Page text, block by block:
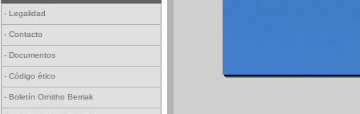
- Legalidad
- Contacto
- Documentos
- Código ético
- Boletín Ornitho Berriak